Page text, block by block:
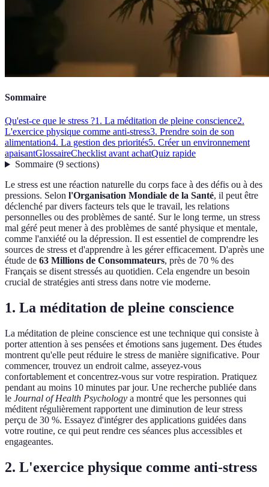
Sommaire
Qu'est-ce que le stress ?1. La méditation de pleine conscience2.
L'exercice physique comme anti-stress3. Prendre soin de son
alimentation4. La gestion des priorités5. Créer un environnement
apaisantGlossaireChecklist avant achatQuiz rapide
Sommaire(9 sections)
Le stress est une réaction naturelle du corps face à des défis ou à des
pressions. Selon l'Organisation Mondiale de la Santé, il peut être
déclenché par divers facteurs tels que le travail, les relations
personnelles ou des problèmes de santé. Sur le long terme, un stress
mal géré peut mener à des problèmes de santé physique et mentale,
comme l'anxiété ou la dépression. Il est essentiel de comprendre les
sources de stress et d'apprendre à les gérer efficacement. D'après une
étude de 63 Millions de Consommateurs, près de 70 % des
Français se disent stressés au quotidien. Cela engendre un besoin
crucial de stratégies anti stress dans notre vie moderne.
1. La méditation de pleine conscience
La méditation de pleine conscience est une technique qui consiste à
porter attention à ses pensées et émotions sans jugement. Des études
montrent qu'elle peut réduire le stress de manière significative. Pour
commencer, trouvez un endroit calme, asseyez-vous
confortablement et concentrez-vous sur votre respiration. Pratiquez
pendant au moins 10 minutes par jour. Une recherche publiée dans
le Journal of Health Psychology a montré que les personnes qui
méditent régulièrement rapportent une diminution de leur stress
perçu de 30 %. Essayez d'intégrer des applications guidées dans
votre routine, ce qui peut rendre ces séances plus accessibles et
engageantes.
2. L'exercice physique comme anti-stress